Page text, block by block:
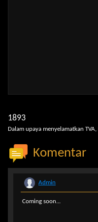
1893
Dalam upaya menyelamatkan
Komentar
Admin
Coming soon...